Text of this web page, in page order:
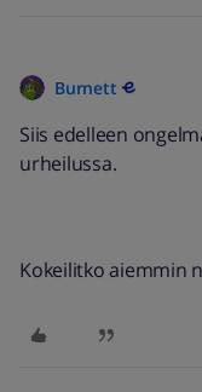
Burnett
Siis edelleen
urheilussa.
Kokeilitko aiemmin